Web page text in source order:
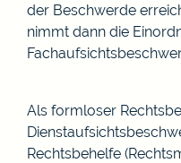
der Beschwerde
nimmt dann die
Als formloser
Rechtsbehelfe